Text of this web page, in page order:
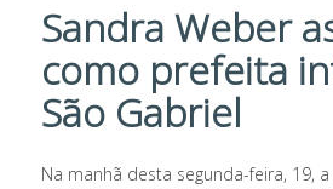
Sandra Weber
como prefeita
São Gabriel
Na manhã desta segunda-feira, 19,